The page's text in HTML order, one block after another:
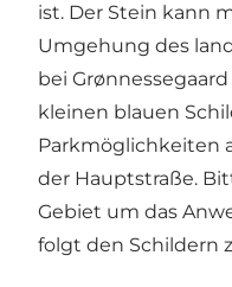
ist. Der Stein kann
Umgehung des
bei
kleinen blauen
Parkmöglichkeiten
der Hauptstraße.
Gebiet um das
folgt den Schildern